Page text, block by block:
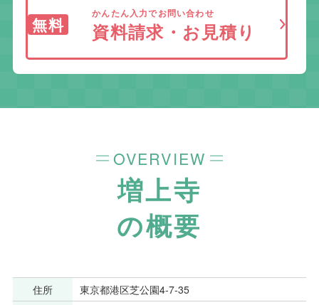
無料
かんたん入力でお問い合わせ
資料請求・お見積り
OVERVIEW
増上寺
の概要
住所 東京都港区芝公園4-7-35